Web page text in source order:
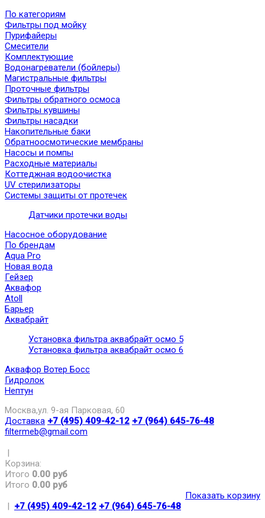
По категориям
Фильтры под мойку
Пурифайеры
Смесители
Комплектующие
Водонагреватели (бойлеры)
Магистральные фильтры
Проточные фильтры
Фильтры обратного осмоса
Фильтры кувшины
Фильтры насадки
Накопительные баки
Обратноосмотические мембраны
Насосы и помпы
Расходные материалы
Коттеджная водоочистка
UV стерилизаторы
Системы защиты от протечек
Датчики протечки воды
Насосное оборудование
По брендам
Aqua Pro
Новая вода
Гейзер
Аквафор
Atoll
Барьер
Аквабрайт
Установка фильтра аквабрайт осмо 5
Установка фильтра аквабрайт осмо 6
Аквафор Вотер Босс
Гидролок
Нептун
Москва,ул. 9-ая Парковая, 60
Доставка +7 (495) 409-42-12 +7 (964) 645-76-48
filtermeb@gmail.com
|
Корзина:
Итого 0.00 руб
Итого 0.00 руб
Показать корзину
| +7 (495) 409-42-12 +7 (964) 645-76-48